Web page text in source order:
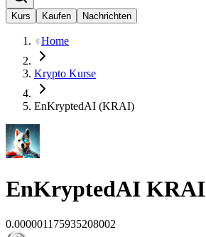
Kurs Kaufen Nachrichten
Home
Krypto Kurse
EnKryptedAI (KRAI)
EnKryptedAI KRAI
0.000001175935208002